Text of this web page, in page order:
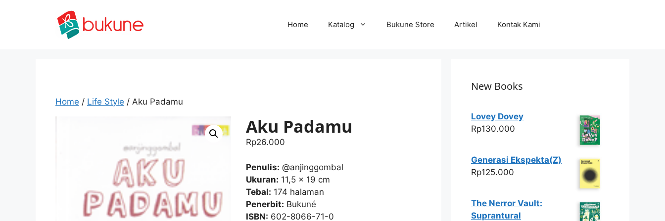
Home Katalog Bukune Store Artikel Kontak Kami
Home / Life Style / Aku Padamu
Aku Padamu
Rp26.000
Penulis: @anjinggombal
Ukuran: 11,5 x 19 cm
Tebal: 174 halaman
Penerbit: Bukuné
ISBN: 602-8066-71-0
New Books
Lovey Dovey
Rp130.000
Generasi Ekspekta(Z)
Rp125.000
The Nerror Vault:
Suprantural